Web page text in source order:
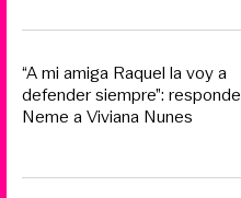
“A mi amiga Raquel la voy a
defender siempre”: responde
Neme a Viviana Nunes